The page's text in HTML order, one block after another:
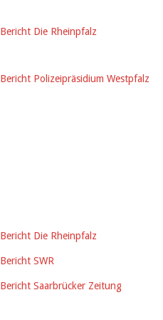
Bericht Die Rheinpfalz
Bericht Polizeipräsidium Westpfalz
Bericht Die Rheinpfalz
Bericht SWR
Bericht Saarbrücker Zeitung